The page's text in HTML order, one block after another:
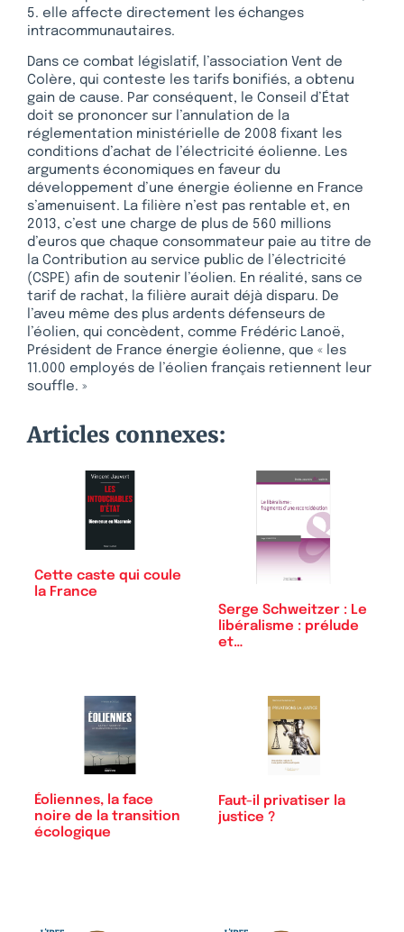
5. elle affecte directement les échanges
intracommunautaires.
Dans ce combat législatif, l’association Vent de
Colère, qui conteste les tarifs bonifiés, a obtenu
gain de cause. Par conséquent, le Conseil d’État
doit se prononcer sur l’annulation de la
réglementation ministérielle de 2008 fixant les
conditions d’achat de l’électricité éolienne. Les
arguments économiques en faveur du
développement d’une énergie éolienne en France
s’amenuisent. La filière n’est pas rentable et, en
2013, c’est une charge de plus de 560 millions
d’euros que chaque consommateur paie au titre de
la Contribution au service public de l’électricité
(CSPE) afin de soutenir l’éolien. En réalité, sans ce
tarif de rachat, la filière aurait déjà disparu. De
l’aveu même des plus ardents défenseurs de
l’éolien, qui concèdent, comme Frédéric Lanoë,
Président de France énergie éolienne, que « les
11.000 employés de l’éolien français retiennent leur
souffle. »
Articles connexes:
Cette caste qui coule
la France
Serge Schweitzer : Le
libéralisme : prélude
et…
Éoliennes, la face
noire de la transition
écologique
Faut-il privatiser la
justice ?